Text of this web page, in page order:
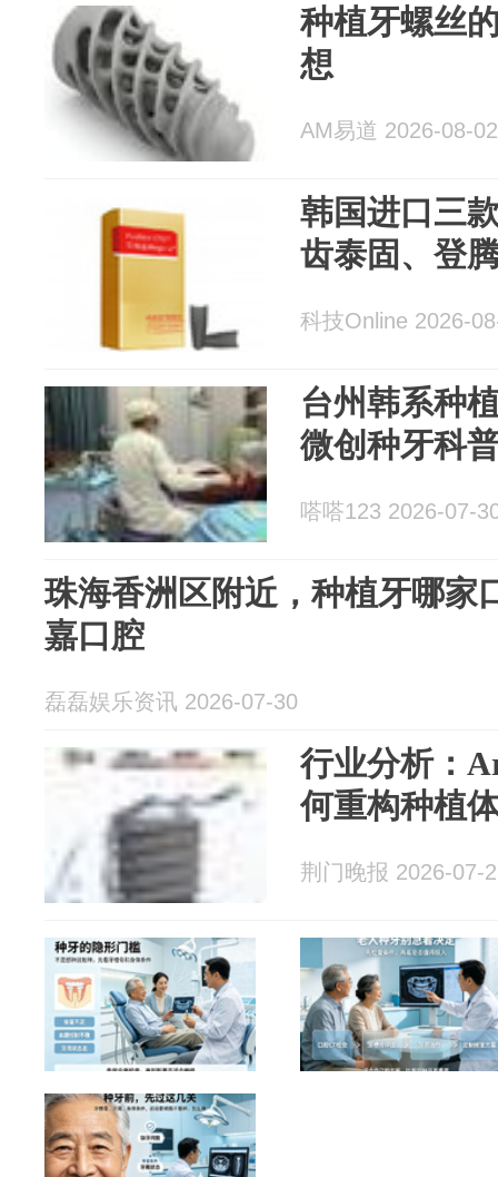
种植牙螺丝
想
AM易道 2026-08-02
韩国进口三
齿泰固、登
科技Online 2026-
台州韩系种
微创种牙科
嗒嗒123 2026-07-
珠海香洲区附近，种植牙哪家
嘉口腔
磊磊娱乐资讯 2026-07-30
行业分析：
何重构种植
荆门晚报 2026-07-